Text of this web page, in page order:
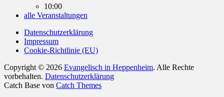
10:00
alle Veranstaltungen
Datenschutzerklärung
Impressum
Cookie-Richtlinie (EU)
Copyright © 2026 Evangelisch in Heppenheim. Alle Rechte
vorbehalten. Datenschutzerklärung
Catch Base von Catch Themes